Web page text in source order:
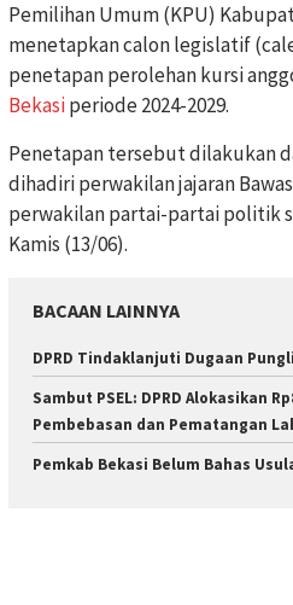
Pemilihan Umum (KPU)
menetapkan calon legislatif
penetapan perolehan kursi
Bekasiperiode 2024-2029.
Penetapan tersebut dilakukan
dihadiri perwakilan jajaran
perwakilan partai-partai politik
Kamis (13/06).
BACAAN LAINNYA
DPRD Tindaklanjuti Dugaan
Sambut PSEL: DPRD Alokasikan
Pembebasan dan Pematangan
Pemkab Bekasi Belum Bahas